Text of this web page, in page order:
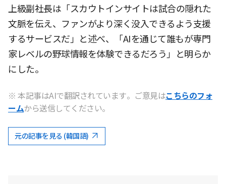
上級副社長は「スカウトインサイトは試合の隠れた
文脈を伝え、ファンがより深く没入できるよう支援
するサービスだ」と述べ、「AIを通じて誰もが専門
家レベルの野球情報を体験できるだろう」と明らか
にした。
※ 本記事はAIで翻訳されています。ご意見はこちらのフォ
ームから送信してください。
元の記事を見る (韓国語)